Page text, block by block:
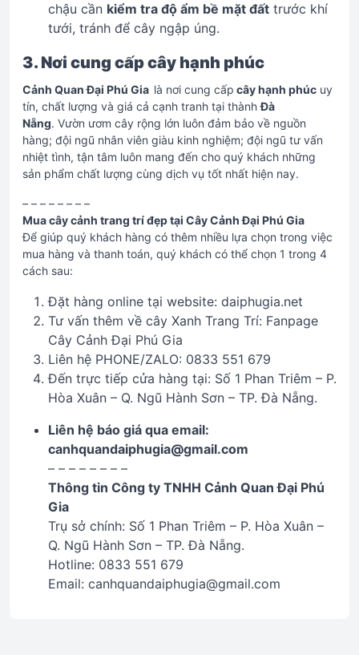
chậu cần kiểm tra độ ẩm bề mặt đất trước khí
tưới, tránh để cây ngập úng.
3. Nơi cung cấp cây hạnh phúc
Cảnh Quan Đại Phú Gia là nơi cung cấp cây hạnh phúc uy
tín, chất lượng và giá cả cạnh tranh tại thànhĐà
Nẵng. Vườn ươm cây rộng lớn luôn đảm bảo về nguồn
hàng; đội ngũ nhân viên giàu kinh nghiệm; đội ngũ tư vấn
nhiệt tình, tận tâm luôn mang đến cho quý khách những
sản phẩm chất lượng cùng dịch vụ tốt nhất hiện nay.
– – – – – – – –
Mua cây cảnh trang trí đẹp tại Cây Cảnh Đại Phú Gia
Để giúp quý khách hàng có thêm nhiều lựa chọn trong việc
mua hàng và thanh toán, quý khách có thể chọn 1 trong 4
cách sau:
Đặt hàng online tại website: daiphugia.net
Tư vấn thêm về cây Xanh Trang Trí: Fanpage
Cây Cảnh Đại Phú Gia
Liên hệ PHONE/ZALO: 0833 551 679
Đến trực tiếp cửa hàng tại: Số 1 Phan Triêm – P.
Hòa Xuân – Q. Ngũ Hành Sơn – TP. Đà Nẵng.
Liên hệ báo giá qua email:
canhquandaiphugia@gmail.com
– – – – – – – –
Thông tin Công ty TNHH Cảnh Quan Đại Phú
Gia
Trụ sở chính: Số 1 Phan Triêm – P. Hòa Xuân –
Q. Ngũ Hành Sơn – TP. Đà Nẵng.
Hotline: 0833 551 679
Email: canhquandaiphugia@gmail.com